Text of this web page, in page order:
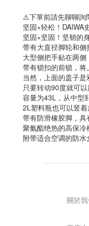
⚠️下單前請先聊聊詢
坚固×轻松！DAIWA
坚固×坚固！坚韧的
带有大直径脚轮和侧
大型侧把手贴在两侧
带有锁扣的前锁，将
当然，上面的盖子是
只要转动90度就可
容量为43L，从中型
2L塑料瓶也可以竖着
带有防滑橡胶脚，具
聚氨酯绝热的高保冷
附带适合空调的防水
關於我